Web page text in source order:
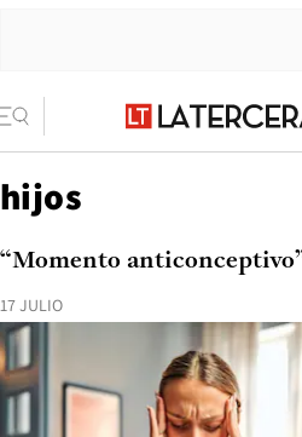
hijos
17 JULIO
“Momento